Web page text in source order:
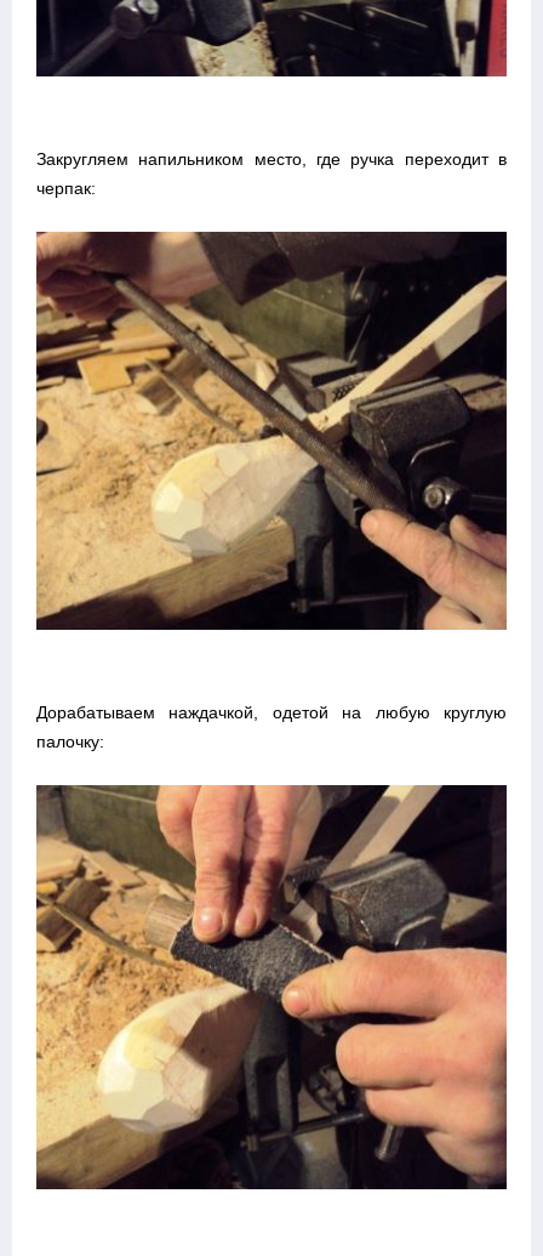
Закругляем напильником место, где ручка переходит в
черпак:
Дорабатываем наждачкой, одетой на любую круглую
палочку: